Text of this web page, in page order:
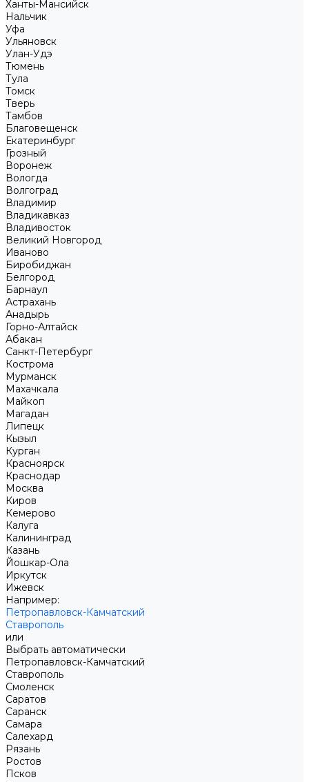
Ханты-Мансийск
Нальчик
Уфа
Ульяновск
Улан-Удэ
Тюмень
Тула
Томск
Тверь
Тамбов
Благовещенск
Екатеринбург
Грозный
Воронеж
Вологда
Волгоград
Владимир
Владикавказ
Владивосток
Великий Новгород
Иваново
Биробиджан
Белгород
Барнаул
Астрахань
Анадырь
Горно-Алтайск
Абакан
Санкт-Петербург
Кострома
Мурманск
Махачкала
Майкоп
Магадан
Липецк
Кызыл
Курган
Красноярск
Краснодар
Москва
Киров
Кемерово
Калуга
Калининград
Казань
Йошкар-Ола
Иркутск
Ижевск
Например:
Петропавловск-Камчатский
Ставрополь
или
Выбрать автоматически
Петропавловск-Камчатский
Ставрополь
Смоленск
Саратов
Саранск
Самара
Салехард
Рязань
Ростов
Псков